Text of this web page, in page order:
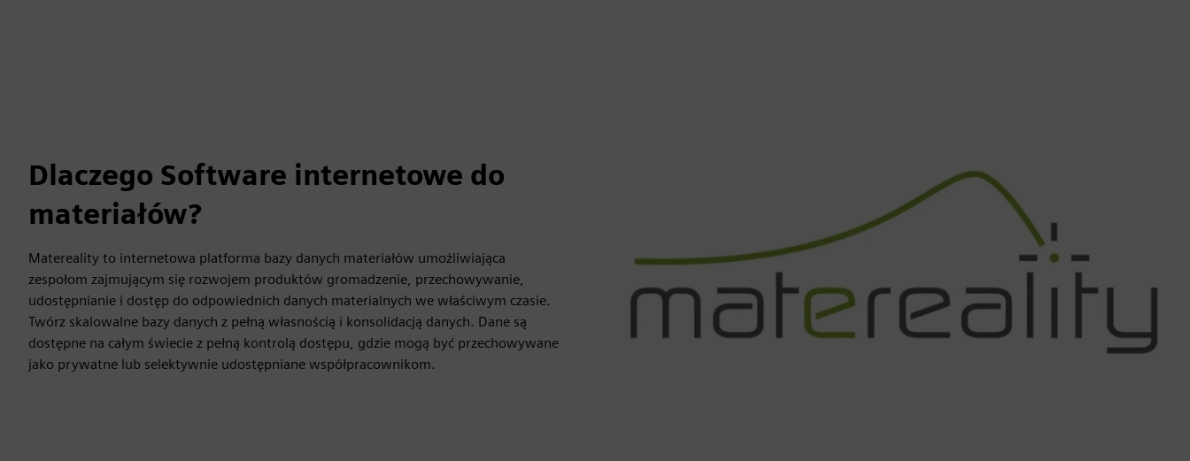
Dlaczego Software internetowe do
materiałów?
Matereality to internetowa platforma bazy danych materiałów umożliwiająca
zespołom zajmującym się rozwojem produktów gromadzenie, przechowywanie,
udostępnianie i dostęp do odpowiednich danych materialnych we właściwym czasie.
Twórz skalowalne bazy danych z pełną własnością i konsolidacją danych. Dane są
dostępne na całym świecie z pełną kontrolą dostępu, gdzie mogą być przechowywane
jako prywatne lub selektywnie udostępniane współpracownikom.